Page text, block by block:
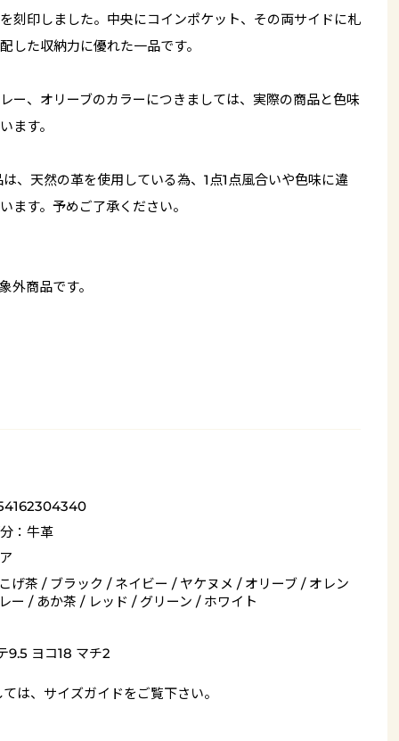
刻印しました。中央にコインポケット、その両サイドに札
した収納力に優れた一品です。
ー、オリーブのカラーにつきましては、実際の商品と色味
ます。
、天然の革を使用している為、1点1点風合いや色味に違
ます。予めご了承ください。
外商品です。
：牛革
げ茶 / ブラック / ネイビー / ヤケヌメ / オリーブ / オレン
ー / あか茶 / レッド / グリーン / ホワイト
9.5 ヨコ18 マチ2
は、 サイズガイドをご覧下さい。